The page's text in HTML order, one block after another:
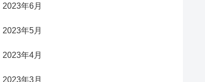
2023年6月
2023年5月
2023年4月
2023年3月